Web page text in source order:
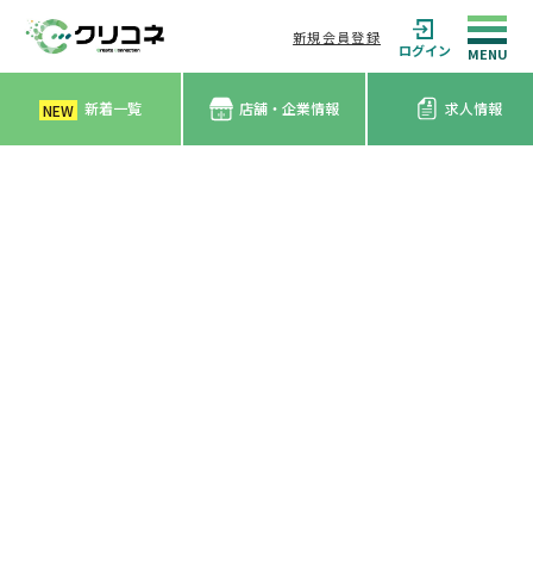
新規会員登録
ログイン
NEW 新着一覧 店舗・企業情報 求人情報